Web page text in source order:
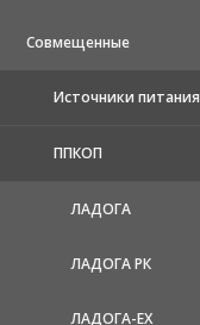
Совмещенные
Источники питания
ППКОП
ЛАДОГА
ЛАДОГА РК
ЛАДОГА-EX